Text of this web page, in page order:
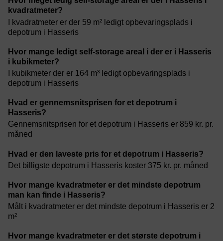
kvadratmeter?
I kvadratmeter er der 59 m² ledigt opbevaringsplads i
depotrum i Hasseris
Hvor mange ledigt self-storage areal i der er i Hasseris
i kubikmeter?
I kubikmeter der er 164 m³ ledigt opbevaringsplads i
depotrum i Hasseris
Hvad er gennemsnitsprisen for et depotrum i
Hasseris?
Gennemsnitsprisen for et depotrum i Hasseris er 859 kr. pr.
måned
Hvad er den laveste pris for et depotrum i Hasseris?
Det billigste depotrum i Hasseris koster 375 kr. pr. måned
Hvor mange kvadratmeter er det mindste depotrum
man kan finde i Hasseris?
Målt i kvadratmeter er det mindste depotrum i Hasseris er 2
m²
Hvor mange kvadratmeter er det største depotrum i